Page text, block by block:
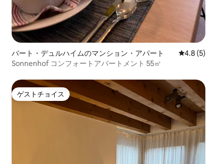
バート・デュルハイムのマンション・アパート レビュー5
4.8 (5)
Sonnenhof コンフォートアパートメント 55㎡
ゲストチョイス
ゲストチョイス